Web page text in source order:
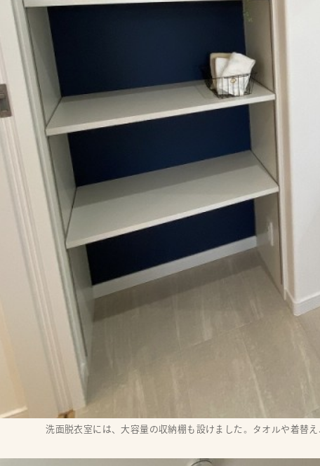
洗面脱衣室には、大容量の収納棚も設けました。タオルや着替